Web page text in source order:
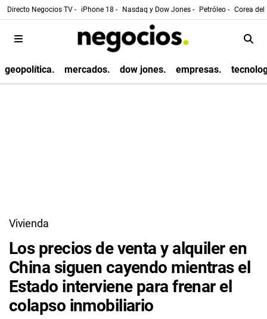
Directo Negocios TV - iPhone 18 - Nasdaq y Dow Jones - Petróleo - Corea
geopolítica. mercados. dow jones. empresas.
Vivienda
Los precios de venta y alquiler en
China siguen cayendo mientras el
Estado interviene para frenar el
colapso inmobiliario